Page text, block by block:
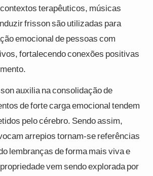
terapêuticos, músicas
frisson são utilizadas para
emocional de pessoas com
fortalecendo conexões positivas
auxilia na consolidação de
de forte carga emocional tendem
pelo cérebro. Sendo assim,
arrepios tornam-se referências
lembranças de forma mais viva e
vem sendo explorada por